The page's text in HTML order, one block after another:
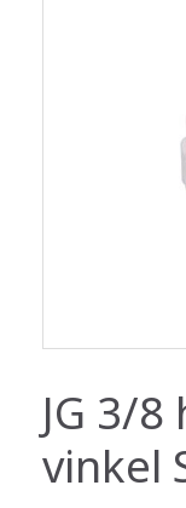
JG 3/
vinkel